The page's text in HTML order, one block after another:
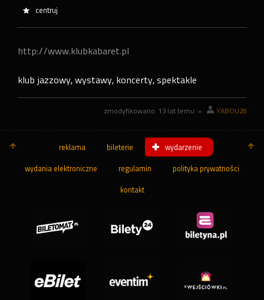
centruj
http://www.klubkabaret.pl
klub jazzowy, wystawy, koncerty, spektakle
zmodyfikowano 13 lat temu » YABOU28
reklama bileterie wydarzenie
wydania elektroniczne regulamin polityka prywatności
kontakt